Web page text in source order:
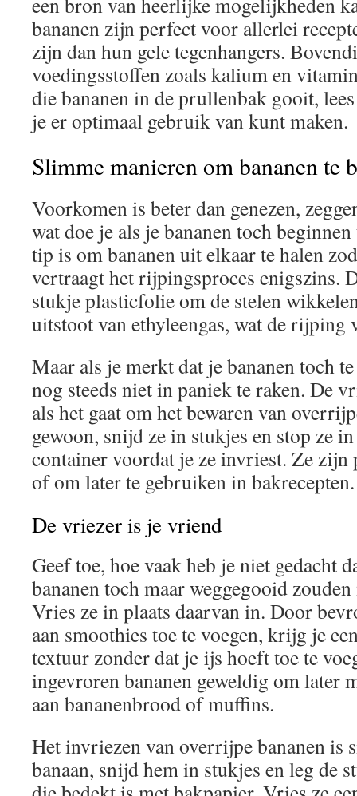
bananen zijn perfect voor allerlei
zijn dan hun gele tegenhangers.
voedingsstoffen zoals kalium en
die bananen in de prullenbak gooit,
je er optimaal gebruik van kunt maken.
Slimme manieren om bananen te
Voorkomen is beter dan genezen,
wat doe je als je bananen toch
tip is om bananen uit elkaar te halen
vertraagt het rijpingsproces enigszins.
stukje plasticfolie om de stelen
uitstoot van ethyleengas, wat de rijping
Maar als je merkt dat je bananen toch
nog steeds niet in paniek te raken. De
als het gaat om het bewaren van
gewoon, snijd ze in stukjes en stop ze
container voordat je ze invriest. Ze zijn
of om later te gebruiken in bakrecepten.
De vriezer is je vriend
Geef toe, hoe vaak heb je niet gedacht
bananen toch maar weggegooid
Vries ze in plaats daarvan in. Door
aan smoothies toe te voegen, krijg je
textuur zonder dat je ijs hoeft toe te
ingevroren bananen geweldig om later
aan bananenbrood of muffins.
Het invriezen van overrijpe bananen is
banaan, snijd hem in stukjes en leg de